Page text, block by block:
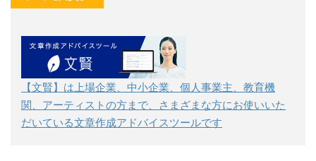
【文賢】は上場企業、中小企業、個人事業主、教育機
関、アーティストの方まで、さまざまな方にお使いいた
だいている文章作成アドバイスツールです